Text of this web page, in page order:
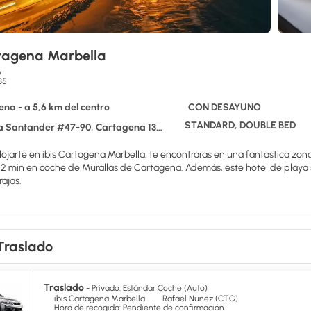
Marbella
- a 5,6 km del centro
CON DESAYUNO
#47-90, Cartagena 130002
STANDARD, DOUBLE BED
en ibis Cartagena Marbella, te encontrarás en una fantástica
de Cartagena. Además, este hotel de playa se encuentra a 2,9 km de Torre del Reloj y a 3 km de Castillo de San
en tu propia casa en cualquiera de las 180 habitaciones con aire
contacto con los tuyos. Además, podrás disfrutar de canales por
Marbella tienes un restaurante a tu disposición, o la posibilidad
en el bar o lounge. El desayuno bufé, con un coste adicional, se
Traslado - Privado: Estándar Coche (Auto)
ibis Cartagena Marbella
Rafael Nunez (CTG)
Hora de recogida: Pendiente de confirmación